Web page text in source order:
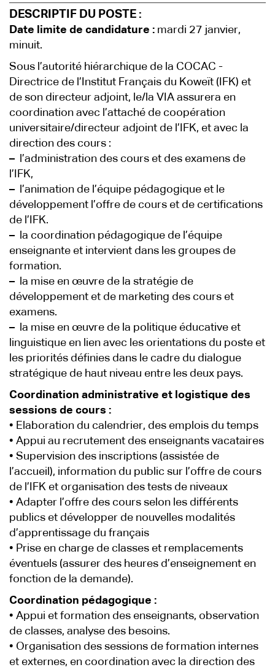
DESCRIPTIF DU POSTE :
Date limite de candidature : mardi 27 janvier,
minuit.
Sous l’autorité hiérarchique de la COCAC -
Directrice de l’Institut Français du Koweït (IFK) et
de son directeur adjoint, le/la VIA assurera en
coordination avec l’attaché de coopération
universitaire/directeur adjoint de l’IFK, et avec la
direction des cours :
– l’administration des cours et des examens de
l’IFK,
– l’animation de l’équipe pédagogique et le
développement l’offre de cours et de certifications
de l’IFK.
– la coordination pédagogique de l’équipe
enseignante et intervient dans les groupes de
formation.
– la mise en œuvre de la stratégie de
développement et de marketing des cours et
examens.
– la mise en œuvre de la politique éducative et
linguistique en lien avec les orientations du poste et
les priorités définies dans le cadre du dialogue
stratégique de haut niveau entre les deux pays.
Coordination administrative et logistique des
sessions de cours :
• Elaboration du calendrier, des emplois du temps
• Appui au recrutement des enseignants vacataires
• Supervision des inscriptions (assistée de
l’accueil), information du public sur l’offre de cours
de l’IFK et organisation des tests de niveaux
• Adapter l’offre des cours selon les différents
publics et développer de nouvelles modalités
d’apprentissage du français
• Prise en charge de classes et remplacements
éventuels (assurer des heures d’enseignement en
fonction de la demande).
Coordination pédagogique :
• Appui et formation des enseignants, observation
de classes, analyse des besoins.
• Organisation des sessions de formation internes
et externes, en coordination avec la direction des